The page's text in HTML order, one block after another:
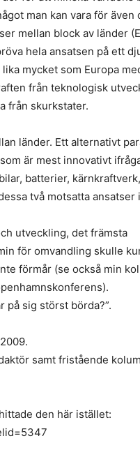
man kan vara för även
mellan block av länder
hela ansatsen på ett
mycket som Europa
från teknologisk
från skurkstater.
länder. Ett alternativt
är mest innovativt
batterier,
två motsatta ansatser
utveckling, det främsta
för omvandling skulle
förmår (se också min
på sig störst börda?”.
samt fristående
den här istället: